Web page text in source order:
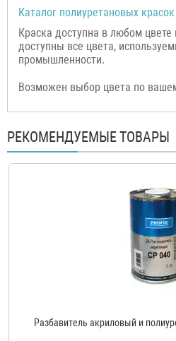
Каталог полиуретановых
Краска доступна в любом цвете
доступны все цвета,
промышленности.
Возможен выбор цвета по
РЕКОМЕНДУЕМЫЕ ТОВАРЫ
Разбавитель акриловый и